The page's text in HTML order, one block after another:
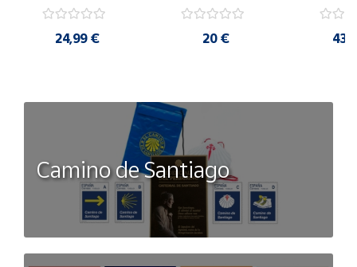
Colección Oficial
24,99 €
Colección Oficial
20 €
Sticker
Camino de Santiago